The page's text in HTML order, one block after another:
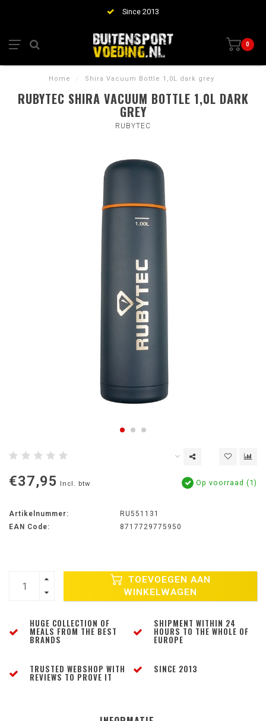
Since 2013
0
Home / Shira Vacuum Bottle 1,0L dark grey
RUBYTEC SHIRA VACUUM BOTTLE 1,0L DARK
GREY
RUBYTEC
€37,95 Incl. btw Op voorraad (1)
Artikelnummer:
RU551131
EAN Code:
8717729775950
TOEVOEGEN AAN
WINKELWAGEN
HUGE COLLECTION OF
MEALS FROM THE BEST
BRANDS
SHIPMENT WITHIN 24
HOURS TO THE WHOLE OF
EUROPE
TRUSTED WEBSHOP WITH
REVIEWS TO PROVE IT
SINCE 2013